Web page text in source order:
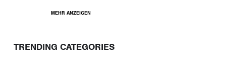
MEHR ANZEIGEN
TRENDING CATEGORIES